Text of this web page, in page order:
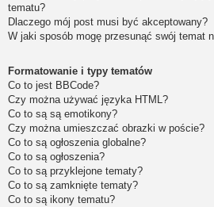
tematu?
Dlaczego mój post musi być akceptowany?
W jaki sposób mogę przesunąć swój temat
Formatowanie i typy tematów
Co to jest BBCode?
Czy można używać języka HTML?
Co to są są emotikony?
Czy można umieszczać obrazki w poście?
Co to są ogłoszenia globalne?
Co to są ogłoszenia?
Co to są przyklejone tematy?
Co to są zamknięte tematy?
Co to są ikony tematu?